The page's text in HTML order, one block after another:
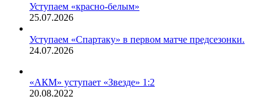
Уступаем «красно-белым»
25.07.2026
Уступаем «Спартаку» в первом матче предсезонки.
24.07.2026
«АКМ» уступает «Звезде» 1:2
20.08.2022